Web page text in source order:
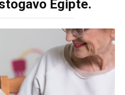
Egipte.